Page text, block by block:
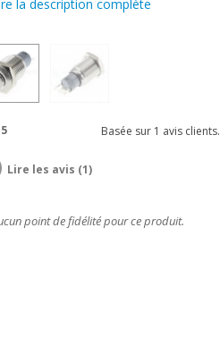
la description complète
5 Basée sur 1 avis clients.
Lire les avis (1)
point de fidélité pour ce produit.